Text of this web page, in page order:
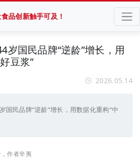
品创新触手可及！
岁国民品牌“逆龄”增长，用
豆浆”
2026.05.14
国民品牌“逆龄”增长，用数据化重构“中
作者辛夷